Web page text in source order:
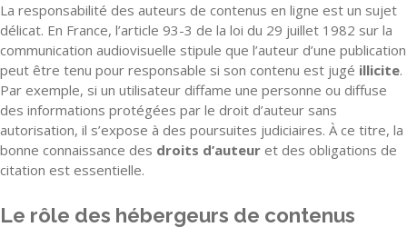
La responsabilité des auteurs de contenus en ligne est un sujet
délicat. En France, l’article 93-3 de la loi du 29 juillet 1982 sur la
communication audiovisuelle stipule que l’auteur d’une publication
peut être tenu pour responsable si son contenu est jugé illicite.
Par exemple, si un utilisateur diffame une personne ou diffuse
des informations protégées par le droit d’auteur sans
autorisation, il s’expose à des poursuites judiciaires. À ce titre, la
bonne connaissance des droits d’auteur et des obligations de
citation est essentielle.
Le rôle des hébergeurs de contenus